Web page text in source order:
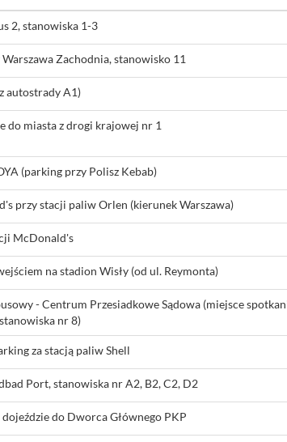
2, stanowiska 1-3
Zachodnia, stanowisko 11
autostrady A1)
do miasta z drogi krajowej nr 1
(parking przy Polisz Kebab)
przy stacji paliw Orlen (kierunek Warszawa)
McDonald's
na stadion Wisły (od ul. Reymonta)
- Centrum Przesiadkowe Sądowa (miejsce
nr 8)
za stacją paliw Shell
Port, stanowiska nr A2, B2, C2, D2
do Dworca Głównego PKP